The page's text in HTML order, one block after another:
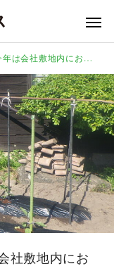
作業
にお花と野菜を植えました！
社敷地内にお